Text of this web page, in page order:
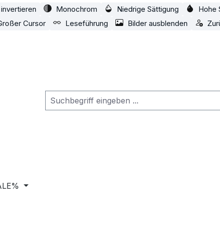
Monochrom Niedrige Sättigung
Hohe
Cursor
Leseführung Bilder ausblenden